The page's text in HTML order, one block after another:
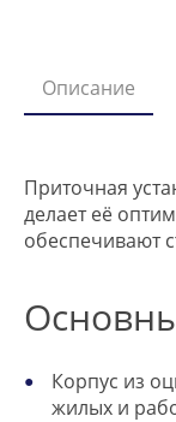
Описание
Приточная
делает её
обеспечивают
Корпус из
жилых и